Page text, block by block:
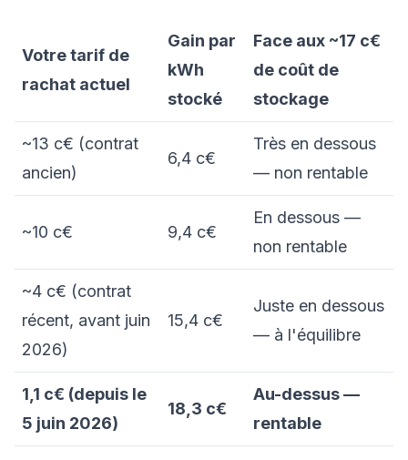
Votre tarif de
rachat actuel
Gain par
kWh
stocké
Face aux ~17 c€
de coût de
stockage
~13 c€ (contrat
ancien)
6,4 c€
Très en dessous
— non rentable
~10 c€ 9,4 c€
En dessous —
non rentable
~4 c€ (contrat
récent, avant juin
2026)
15,4 c€
Juste en dessous
— à l'équilibre
1,1 c€ (depuis le
5 juin 2026)
18,3 c€
Au-dessus —
rentable